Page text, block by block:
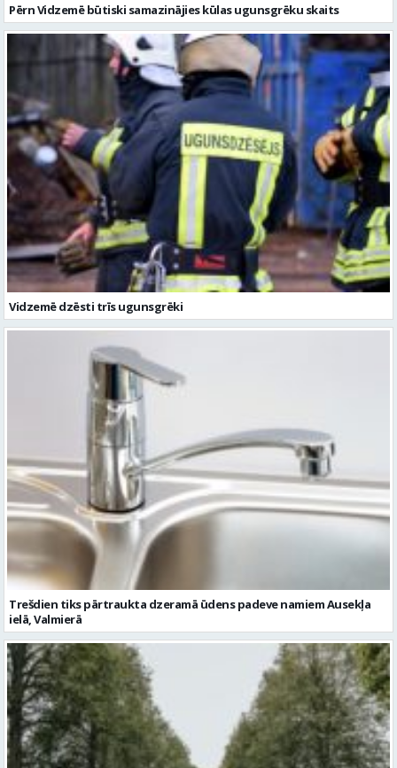
Pērn Vidzemē būtiski samazinājies kūlas ugunsgrēku skaits
Vidzemē dzēsti trīs ugunsgrēki
Trešdien tiks pārtraukta dzeramā ūdens padeve namiem Ausekļa
ielā, Valmierā